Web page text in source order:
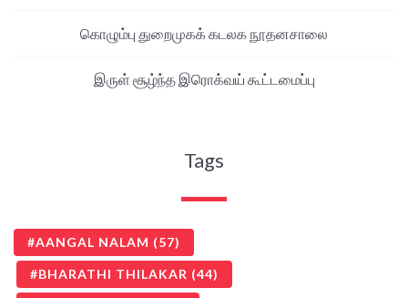
கொழும்பு துறைமுகக் கடலக நூதனசாலை
இருள் சூழ்ந்த இரொக்வய் கூட்டமைப்பு
Tags
AANGAL NALAM (57)
BHARATHI THILAKAR (44)